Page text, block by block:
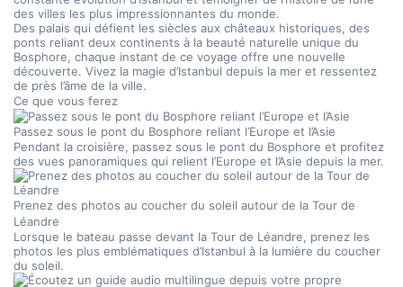
des villes les plus impressionnantes du monde.
Des palais qui défient les siècles aux châteaux historiques, des
ponts reliant deux continents à la beauté naturelle unique du
Bosphore, chaque instant de ce voyage offre une nouvelle
découverte. Vivez la magie d’Istanbul depuis la mer et ressentez
de près l’âme de la ville.
Ce que vous ferez
Passez sous le pont du Bosphore reliant l’Europe et l’Asie
Pendant la croisière, passez sous le pont du Bosphore et profitez
des vues panoramiques qui relient l’Europe et l’Asie depuis la mer.
Prenez des photos au coucher du soleil autour de la Tour de
Léandre
Lorsque le bateau passe devant la Tour de Léandre, prenez les
photos les plus emblématiques d’Istanbul à la lumière du coucher
du soleil.